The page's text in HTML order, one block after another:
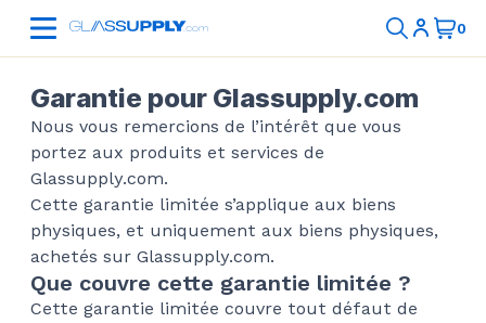
Garantie pour Glassupply.com
Nous vous remercions de l’intérêt que vous
portez aux produits et services de
Glassupply.com.
Cette garantie limitée s’applique aux biens
physiques, et uniquement aux biens physiques,
achetés sur Glassupply.com.
Que couvre cette garantie limitée ?
Cette garantie limitée couvre tout défaut de